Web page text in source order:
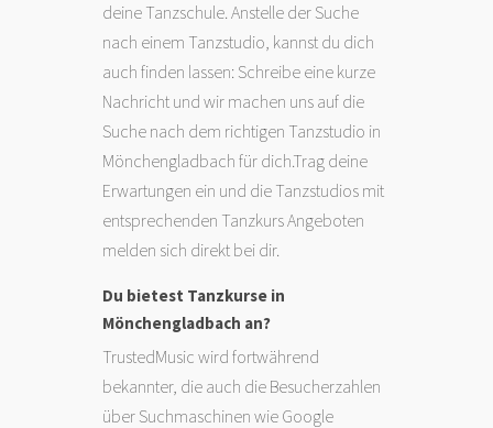
deine Tanzschule. Anstelle der Suche
nach einem Tanzstudio, kannst du dich
auch finden lassen: Schreibe eine kurze
Nachricht und wir machen uns auf die
Suche nach dem richtigen Tanzstudio in
Mönchengladbach für dich.Trag deine
Erwartungen ein und die Tanzstudios mit
entsprechenden Tanzkurs Angeboten
melden sich direkt bei dir.
Du bietest Tanzkurse in
Mönchengladbach an?
TrustedMusic wird fortwährend
bekannter, die auch die Besucherzahlen
über Suchmaschinen wie Google